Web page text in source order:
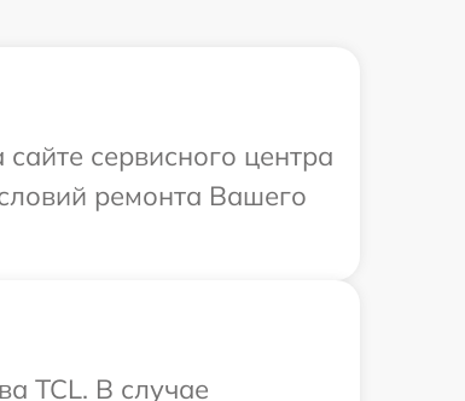
сервисного центра
ремонта Вашего
TCL. В случае